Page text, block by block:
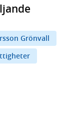
Grönvall